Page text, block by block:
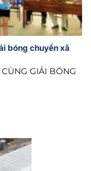
bóng chuyền xã
GIẢI BÓNG